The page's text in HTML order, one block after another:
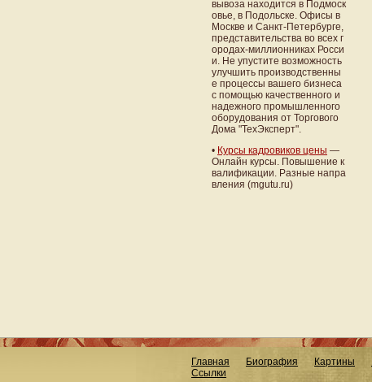
вывоза находится в Подмоск
овье, в Подольске. Офисы в
Москве и Санкт-Петербурге,
представительства во всех г
ородах-миллионниках Росси
и. Не упустите возможность
улучшить производственны
е процессы вашего бизнеса
с помощью качественного и
надежного промышленного
оборудования от Торгового
Дома "ТехЭксперт".
• Курсы кадровиков цены —
Онлайн курсы. Повышение к
валификации. Разные напра
вления (mgutu.ru)
Главная Биография Картины
Ссылки